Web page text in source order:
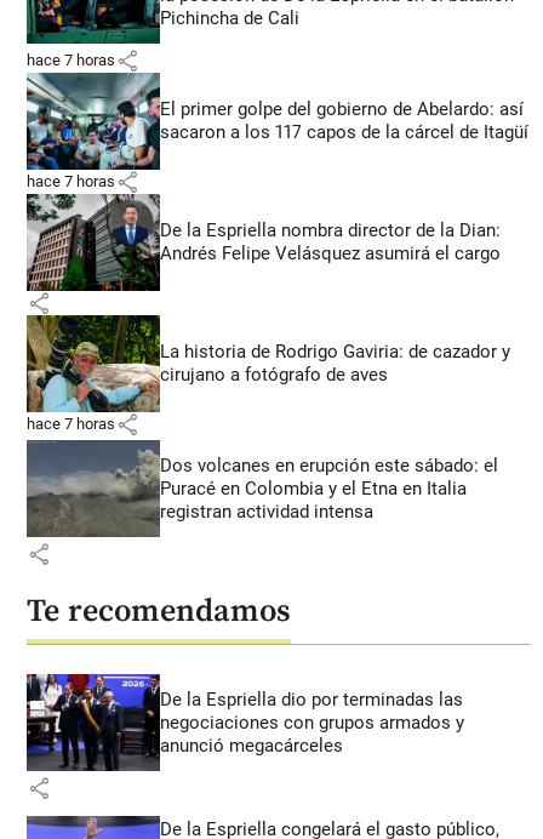
Pichincha de Cali
hace 7 horas share
El primer golpe del gobierno de Abelardo: así
sacaron a los 117 capos de la cárcel de Itagüí
hace 7 horas share
De la Espriella nombra director de la Dian:
Andrés Felipe Velásquez asumirá el cargo
share
La historia de Rodrigo Gaviria: de cazador y
cirujano a fotógrafo de aves
hace 7 horas share
Dos volcanes en erupción este sábado: el
Puracé en Colombia y el Etna en Italia
registran actividad intensa
share
Te recomendamos
De la Espriella dio por terminadas las
negociaciones con grupos armados y
anunció megacárceles
share
De la Espriella congelará el gasto público,